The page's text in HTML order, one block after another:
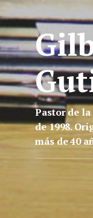
Pastor de
de 1998.
más de 40